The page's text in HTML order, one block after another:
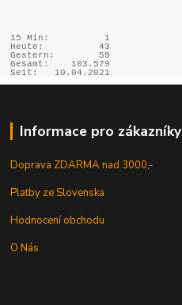
15 Min:
1
Heute:
43
Gestern:
59
Gesamt:
103.579
Seit:
10.04.2021
Informace pro zákazníky
Doprava ZDARMA nad 3000,-
Platby ze Slovenska
Hodnocení obchodu
O Nás